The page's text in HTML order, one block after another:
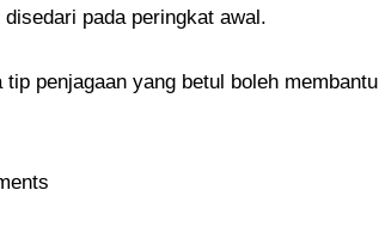
pada peringkat awal.
penjagaan yang betul boleh membantu